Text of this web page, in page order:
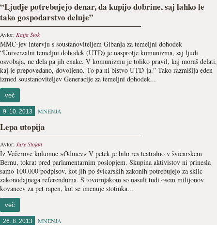
“Ljudje potrebujejo denar, da kupijo dobrine, saj lahko le
tako gospodarstvo deluje”
Avtor: Katja Štok
MMC-jev intervju s soustanoviteljem Gibanja za temeljni dohodek
“Univerzalni temeljni dohodek (UTD) je nasprotje komunizma, saj ljudi
osvobaja, ne dela pa jih enake. V komunizmu je toliko pravil, kaj moraš delati,
kaj je prepovedano, dovoljeno. To pa ni bistvo UTD-ja.” Tako razmišlja eden
izmed soustanoviteljev Generacije za temeljni dohodek...
več
9. 10. 2013 MNENJA
Lepa utopija
Avtor:Jure Stojan
Iz Večerove kolumne »Odmev« V petek je bilo res teatralno v švicarskem
Bernu, tokrat pred parlamentarnim poslopjem. Skupina aktivistov ni prinesla
samo 100.000 podpisov, kot jih po švicarskih zakonih potrebujejo za sklic
zakonodajnega referenduma. S tovornjakom so nasuli tudi osem milijonov
kovancev za pet rapen, kot se imenuje stotinka...
več
26. 8. 2013 MNENJA